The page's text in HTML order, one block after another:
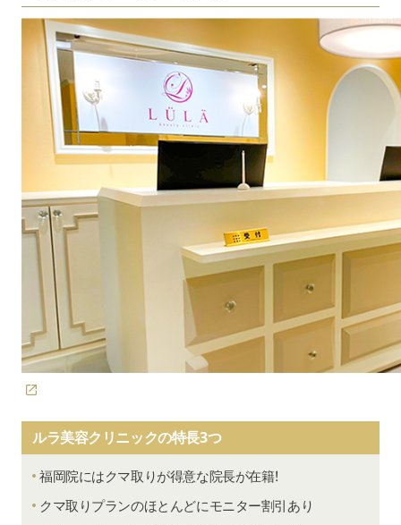
ルラ美容クリニックの特長3つ
福岡院にはクマ取りが得意な院長が在籍！
クマ取りプランのほとんどにモニター割引あり